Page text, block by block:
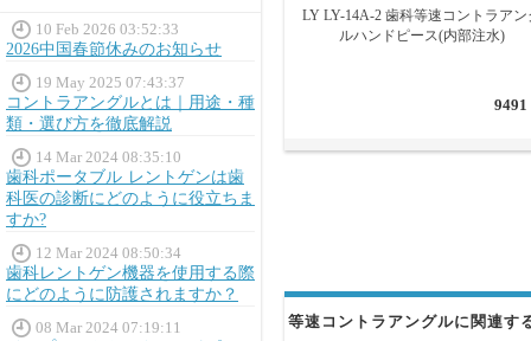
10 Feb 2026 03:52:33
2026中国春節休みのお知らせ
19 May 2025 07:43:37
コントラアングルとは｜用途・種
類・選び方を徹底解説
14 Mar 2024 08:35:10
歯科ポータブル レントゲンは歯
科医の診断にどのように役立ちま
すか?
12 Mar 2024 08:50:34
歯科レントゲン機器を使用する際
にどのように防護されますか？
08 Mar 2024 07:19:11
LY LY-14A-2 歯科等速コントラアン
ルハンドピース(内部注水)
9491
等速コントラアングルに関連す